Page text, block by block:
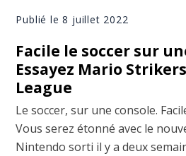
Publié le 8 juillet 2022
Facile le soccer sur
Essayez Mario
League
Le soccer, sur une console.
Vous serez étonné avec le
Nintendo sorti il y a deux